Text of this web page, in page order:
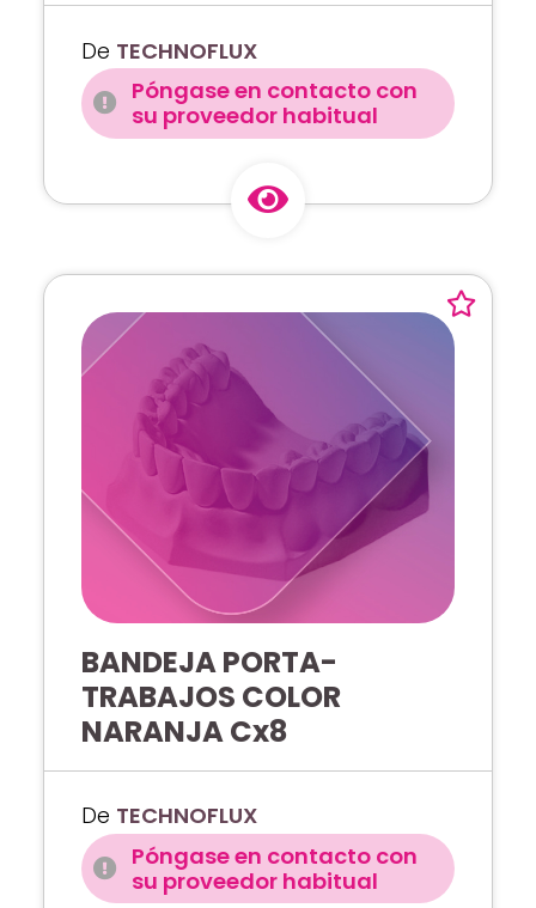
De TECHNOFLUX
Póngase en contacto con
su proveedor habitual
BANDEJA PORTA-
TRABAJOS COLOR
NARANJA Cx8
De TECHNOFLUX
Póngase en contacto con
su proveedor habitual